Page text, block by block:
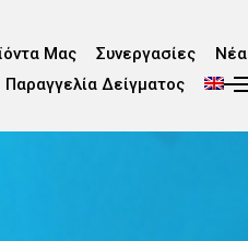
Μας Συνεργασίες Νέα
Παραγγελία Δείγματος